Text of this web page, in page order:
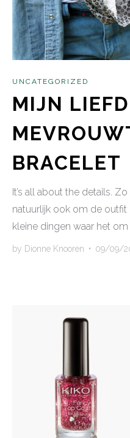
UNCATEGORIZED
MIJN
BRACELET
It’s all about the details.
natuurlijk ook om de outfit
kleine dingen waar het om
by Dionne Knooren • 09/09/